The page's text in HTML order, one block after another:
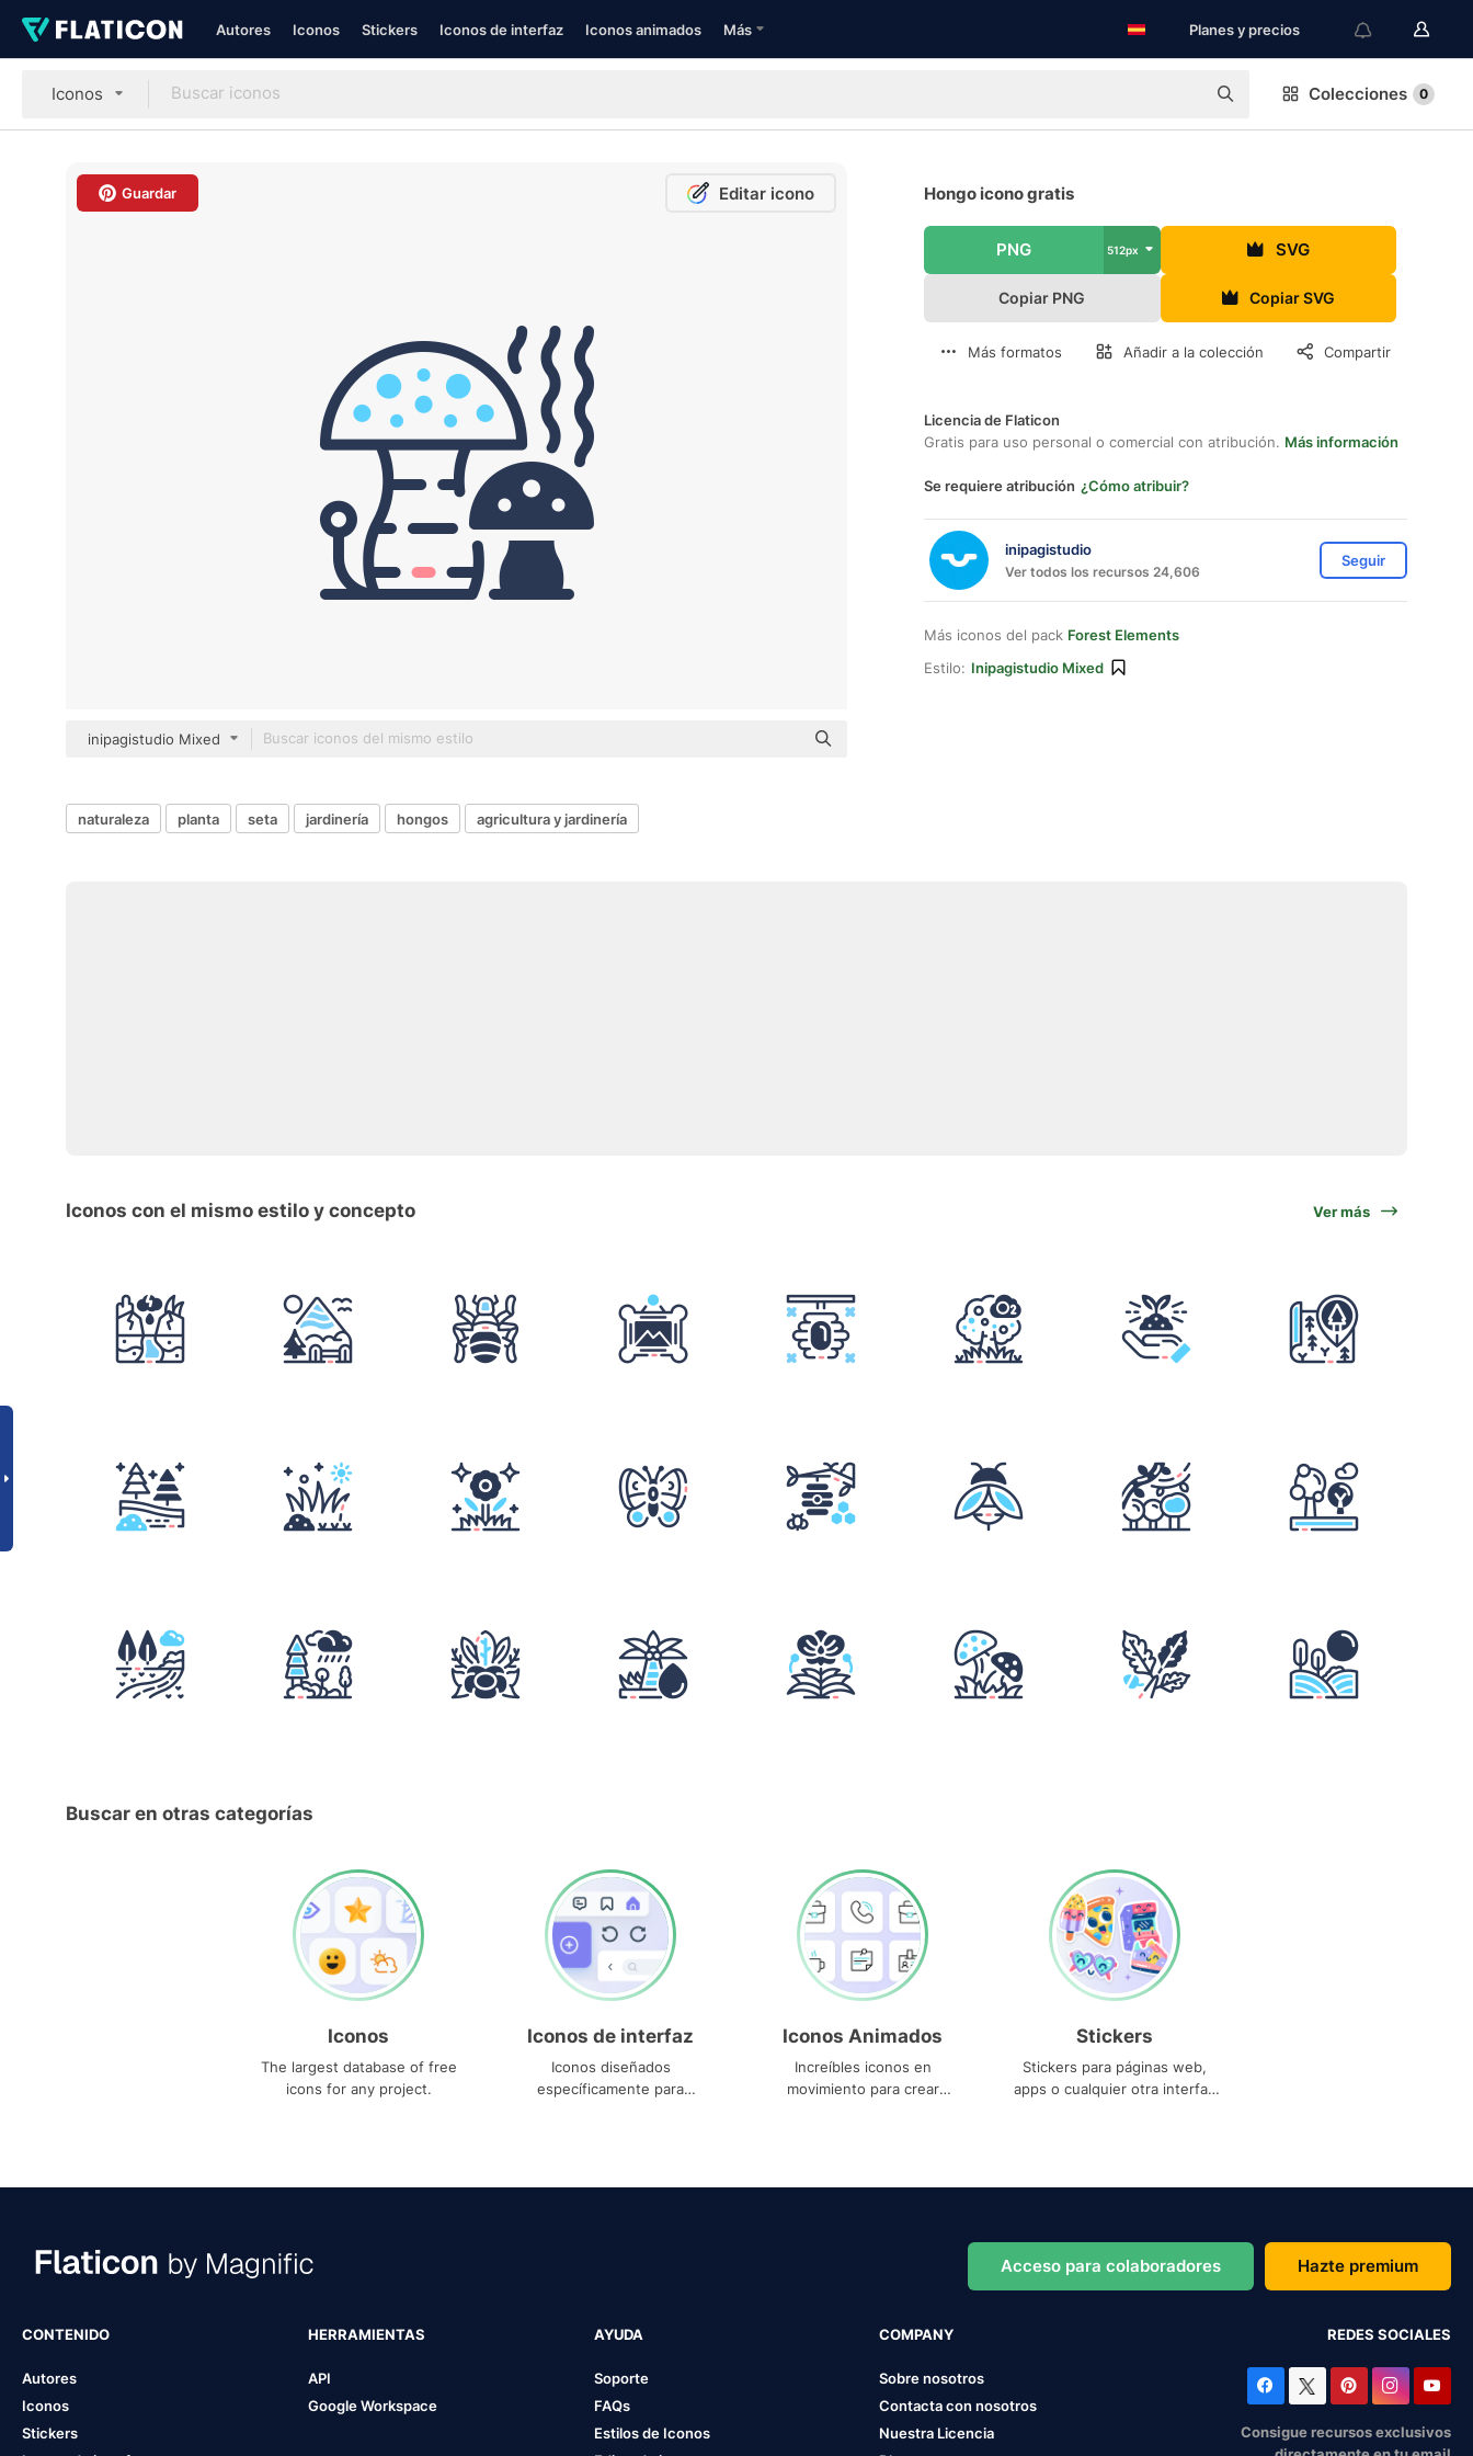
Autores Iconos Stickers Iconos de interfaz Iconos animados Más Planes y precios
Iconos Colecciones 0
Guardar Editar icono
inipagistudio Mixed
Hongo icono gratis
PNG 512px SVG
Copiar PNG Copiar SVG
Más formatos Añadir a la colección Compartir
Licencia de Flaticon
Gratis para uso personal o comercial con atribución. Más información
Se requiere atribución ¿Cómo atribuir?
inipagistudio
Ver todos los recursos 24,606
Seguir
Más iconos del pack Forest Elements
Estilo: Inipagistudio Mixed
naturaleza planta seta jardinería hongos agricultura y jardinería
Iconos con el mismo estilo y concepto Ver más
Buscar en otras categorías
Iconos
The largest database of free
icons for any project.
Iconos de interfaz
Iconos diseñados
específicamente para
Iconos Animados
Increíbles iconos en
movimiento para crear
Stickers
Stickers para páginas web,
apps o cualquier otra interfaz
Acceso para colaboradores Hazte premium
CONTENIDO
Autores
Iconos
Stickers
HERRAMIENTAS
API
Google Workspace
AYUDA
Soporte
FAQs
Estilos de Iconos
COMPANY
Sobre nosotros
Contacta con nosotros
Nuestra Licencia
REDES SOCIALES
Consigue recursos exclusivos